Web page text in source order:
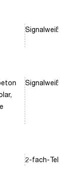
Signalweiß,
Signalweiß,
2-fach-